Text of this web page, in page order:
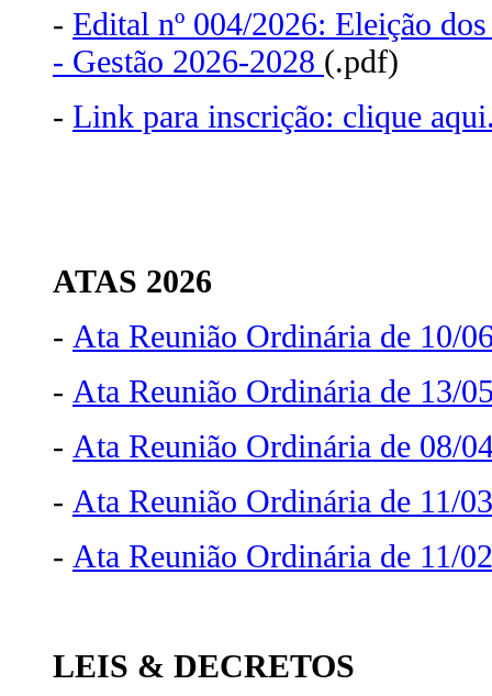
- Edital nº 004/2026: Eleição
- Gestão 2026-2028 (.pdf)
- Link para inscrição: clique
ATAS 2026
- Ata Reunião Ordinária de 10/
- Ata Reunião Ordinária de 13/
- Ata Reunião Ordinária de 08/
- Ata Reunião Ordinária de 11/
- Ata Reunião Ordinária de 11/
LEIS & DECRETOS